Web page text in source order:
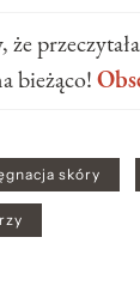
bieżąco!
skóry